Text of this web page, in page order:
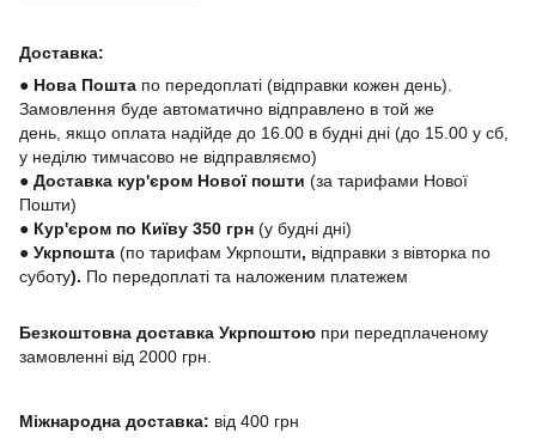
Доставка:
● Нова Пошта по передоплаті (відправки кожен день).
Замовлення буде автоматично відправлено в той же
день, якщо оплата надійде до 16.00 в будні дні (до 15.00 у сб,
у неділю тимчасово не відправляємо)
● Доставка кур'єром Нової пошти (за тарифами Нової
Пошти)
● Кур'єром по Київу 350 грн (у будні дні)
● Укрпошта (по тарифам Укрпошти, відправки з вівторка по
суботу). По передоплаті та наложеним платежем
Безкоштовна доставка Укрпоштою при передплаченому
замовленні від 2000 грн.
Міжнародна доставка: від 400 грн